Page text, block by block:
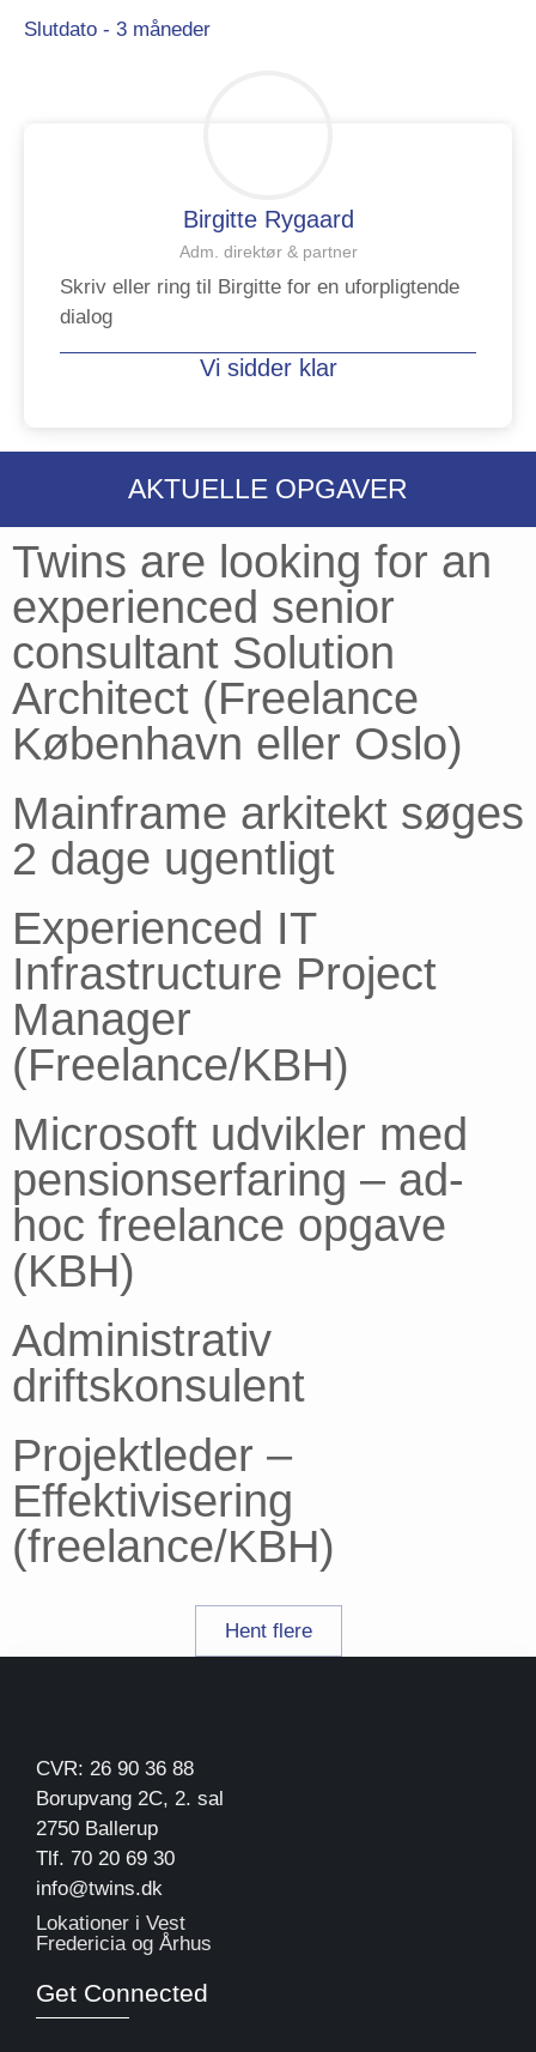
Slutdato - 3 måneder
Birgitte Rygaard
Adm. direktør & partner
Skriv eller ring til Birgitte for en uforpligtende
dialog
Vi sidder klar
AKTUELLE OPGAVER
Twins are looking for an
experienced senior
consultant Solution
Architect (Freelance
København eller Oslo)
Mainframe arkitekt søges
2 dage ugentligt
Experienced IT
Infrastructure Project
Manager
(Freelance/KBH)
Microsoft udvikler med
pensionserfaring – ad-
hoc freelance opgave
(KBH)
Administrativ
driftskonsulent
Projektleder –
Effektivisering
(freelance/KBH)
Hent flere
CVR: 26 90 36 88
Borupvang 2C, 2. sal
2750 Ballerup
Tlf. 70 20 69 30
info@twins.dk
Lokationer i Vest
Fredericia og Århus
Get Connected